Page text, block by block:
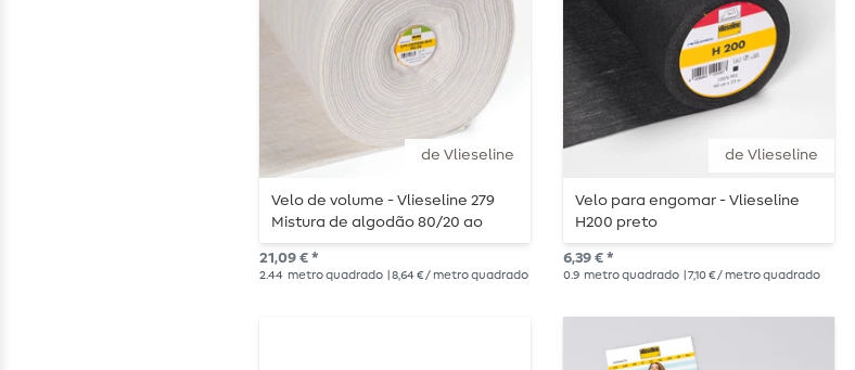
de Vlieseline
Velo de volume - Vlieseline 279
Mistura de algodão 80/20 ao
metro
21,09 € *
2.44 metro quadrado | 8,64 € / metro quadrado
de Vlieseline
Velo para engomar - Vlieseline
H200 preto
6,39 € *
0.9 metro quadrado | 7,10 € / metro quadrado